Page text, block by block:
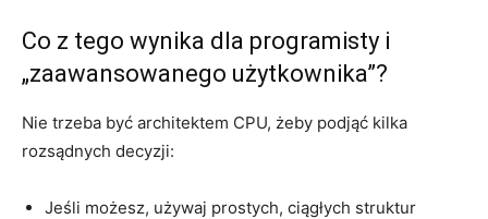
Co z tego wynika dla programisty i
„zaawansowanego użytkownika”?
Nie trzeba być architektem CPU, żeby podjąć kilka
rozsądnych decyzji:
Jeśli możesz, używaj prostych, ciągłych struktur